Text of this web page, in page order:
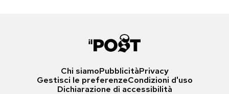
Chi siamoPubblicitàPrivacy
Gestisci le preferenzeCondizioni d'uso
Dichiarazione di accessibilità